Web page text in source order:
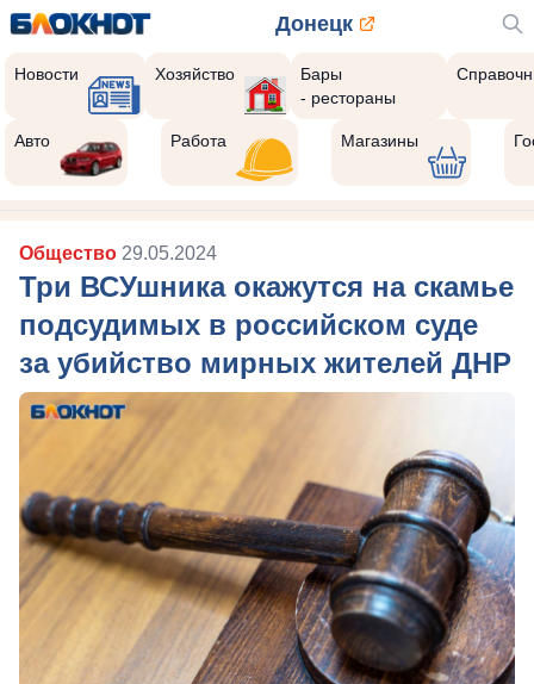
Донецк
Новости Хозяйство
Бары
- рестораны
Авто Работа Магазины
Общество 29.05.2024
Три ВСУшника окажутся на скамье
подсудимых в российском суде
за убийство мирных жителей ДНР